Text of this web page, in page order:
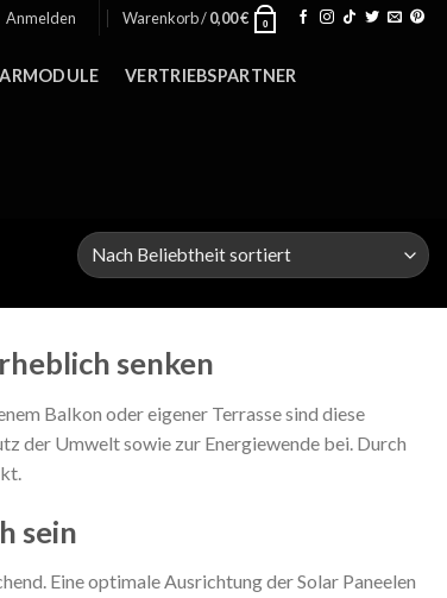
Anmelden Warenkorb /0,00€ 0
VERTRIEBSPARTNER
senken
Balkon oder eigener Terrasse sind diese
der Umwelt sowie zur Energiewende bei. Durch
sein
Eine optimale Ausrichtung der Solar Paneelen